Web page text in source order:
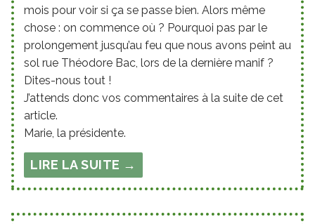
mois pour voir si ça se passe bien. Alors même
chose : on commence où ? Pourquoi pas par le
prolongement jusqu’au feu que nous avons peint au
sol rue Théodore Bac, lors de la dernière manif ?
Dites-nous tout !
J’attends donc vos commentaires à la suite de cet
article.
Marie, la présidente.
LIRE LA SUITE →